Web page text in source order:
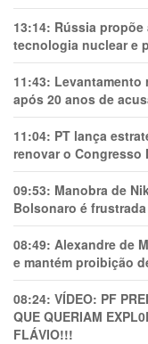
13:14: Rússia
tecnologia nuclear e
11:43: Levantamento
após 20 anos de
11:04: PT lança
renovar o Congresso
09:53: Manobra de
Bolsonaro é
08:49: Alexandre de
e mantém proibição
08:24: VÍDEO: PF
QUE QUERIAM
FLÁVIO!!!